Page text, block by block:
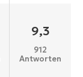
9,3
912
Antworten